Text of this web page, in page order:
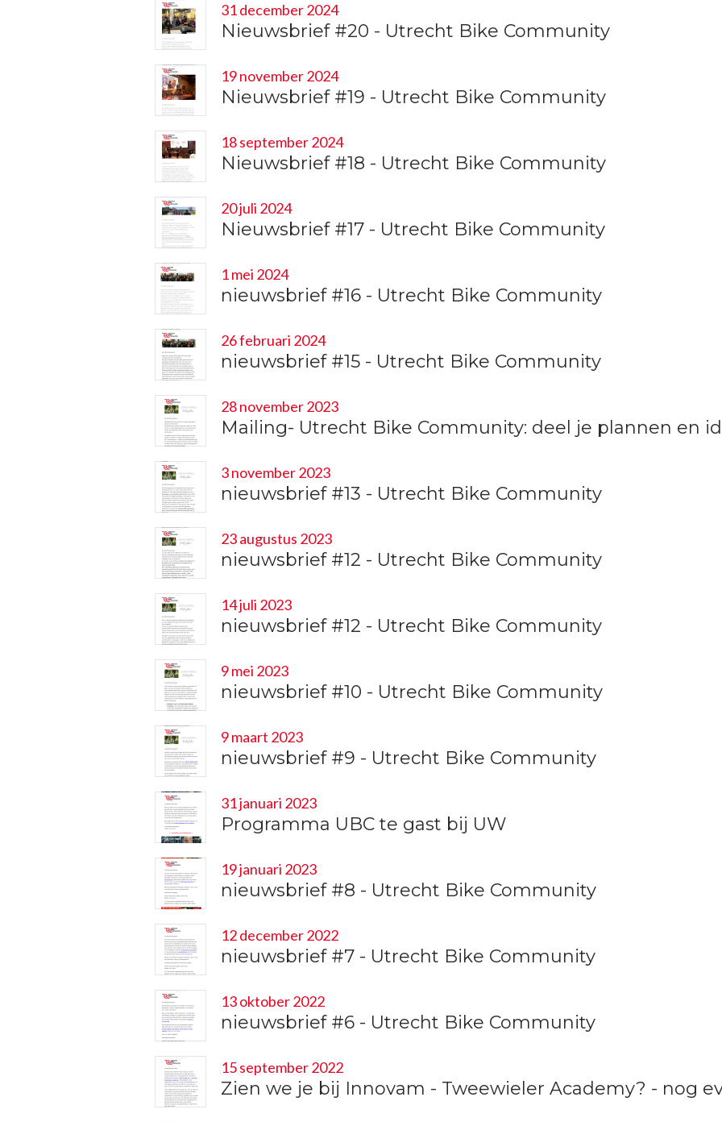
31 december 2024
Nieuwsbrief #20 - Utrecht Bike Community
19 november 2024
Nieuwsbrief #19 - Utrecht Bike Community
18 september 2024
Nieuwsbrief #18 - Utrecht Bike Community
20 juli 2024
Nieuwsbrief #17 - Utrecht Bike Community
1 mei 2024
nieuwsbrief #16 - Utrecht Bike Community
26 februari 2024
nieuwsbrief #15 - Utrecht Bike Community
28 november 2023
Mailing- Utrecht Bike Community: deel je plannen en
3 november 2023
nieuwsbrief #13 - Utrecht Bike Community
23 augustus 2023
nieuwsbrief #12 - Utrecht Bike Community
14 juli 2023
nieuwsbrief #12 - Utrecht Bike Community
9 mei 2023
nieuwsbrief #10 - Utrecht Bike Community
9 maart 2023
nieuwsbrief #9 - Utrecht Bike Community
31 januari 2023
Programma UBC te gast bij UW
19 januari 2023
nieuwsbrief #8 - Utrecht Bike Community
12 december 2022
nieuwsbrief #7 - Utrecht Bike Community
13 oktober 2022
nieuwsbrief #6 - Utrecht Bike Community
15 september 2022
Zien we je bij Innovam - Tweewieler Academy? - nog